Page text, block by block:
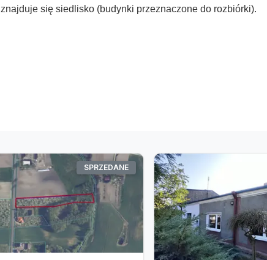
znajduje się siedlisko (budynki przeznaczone do rozbiórki).
SPRZEDANE